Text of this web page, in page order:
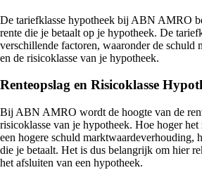
De tariefklasse hypotheek bij ABN AMRO
rente die je betaalt op je hypotheek. De
verschillende factoren, waaronder de schuld
en de risicoklasse van je hypotheek.
Renteopslag en Risicoklasse
Bij ABN AMRO wordt de hoogte van de
risicoklasse van je hypotheek. Hoe hoger
een hogere schuld marktwaardeverhouding,
die je betaalt. Het is dus belangrijk om hier
het afsluiten van een hypotheek.